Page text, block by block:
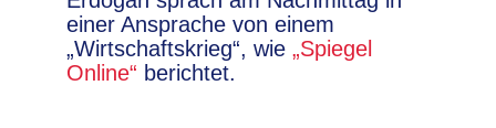
einer Ansprache von einem
„Wirtschaftskrieg“, wie „Spiegel
Online“ berichtet.